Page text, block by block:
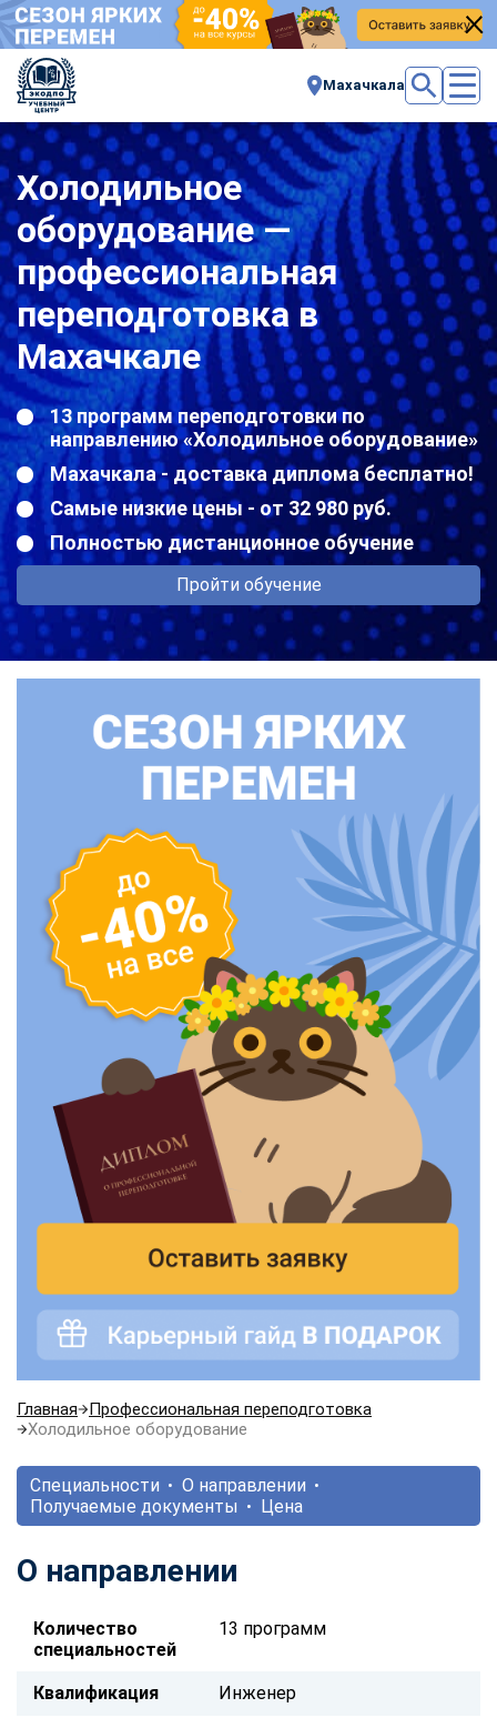
Махачкала
Холодильное
оборудование —
профессиональная
переподготовка в
Махачкале
13 программ переподготовки по
направлению «Холодильное оборудование»
Махачкала - доставка диплома бесплатно!
Самые низкие цены - от 32 980 руб.
Полностью дистанционное обучение
Пройти обучение
Главная
Профессиональная переподготовка
Холодильное оборудование
Специальности
О направлении
Получаемые документы
Цена
О направлении
Количество
специальностей
13 программ
Квалификация Инженер